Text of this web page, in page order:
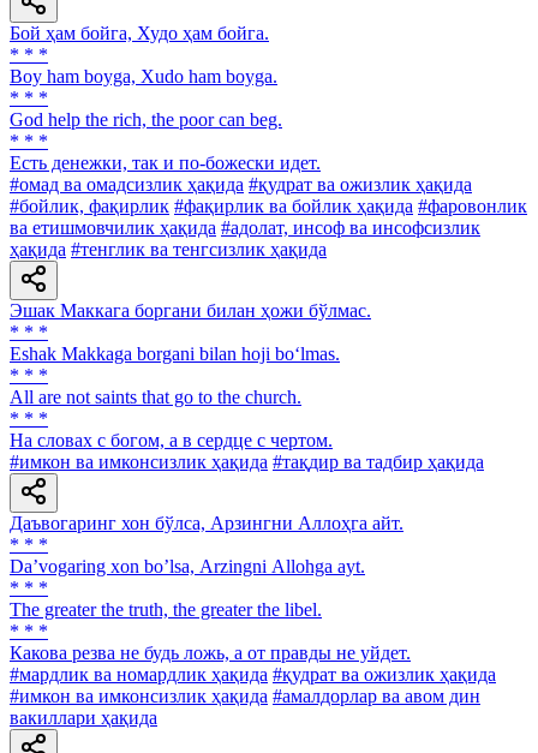
Бой ҳам бойга, Худо ҳам бойга.
* * *
Boy ham boyga, Xudo ham boyga.
* * *
God help the rich, the poor can beg.
* * *
Есть денежки, так и по-божески идет.
#омад ва омадсизлик ҳақида #қудрат ва ожизлик ҳақида
#бойлик, фақирлик #фақирлик ва бойлик ҳақида #фаровонлик
ва етишмовчилик ҳақида #адолат, инсоф ва инсофсизлик
ҳақида #тенглик ва тенгсизлик ҳақида
Эшак Маккага боргани билан ҳожи бўлмас.
* * *
Eshak Makkaga borgani bilan hoji bo‘lmas.
* * *
All are not saints that go to the church.
* * *
На словах с богом, а в сердце с чертом.
#имкон ва имконсизлик ҳақида #тақдир ва тадбир ҳақида
Даъвогаринг хон бўлса, Арзингни Аллоҳга айт.
* * *
Daʼvogaring xon boʼlsa, Аrzingni Аllohga ayt.
* * *
The greater the truth, the greater the libel.
* * *
Какова резва не будь ложь, а от правды не уйдет.
#мардлик ва номардлик ҳақида #қудрат ва ожизлик ҳақида
#имкон ва имконсизлик ҳақида #амалдорлар ва авом дин
вакиллари ҳақида